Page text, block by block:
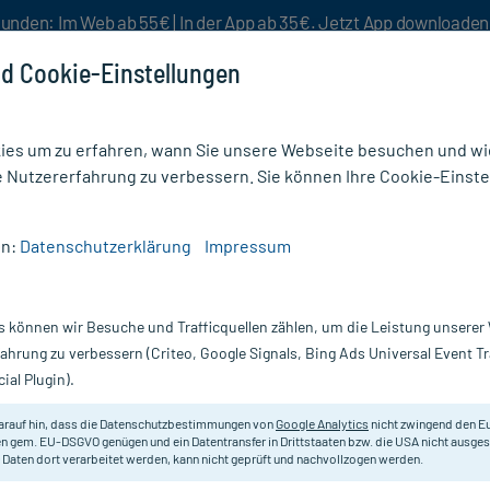
Im Web ab 55€ | In der App ab 35€. Jetzt App downloaden
Untergewicht: Ursachen und
geprüft - Lesezeit: 4 Minuten
Dolder, Medizinjournalistin
Cookie-Einstellungen
um zu erfahren, wann Sie unsere Webseite besuchen und
Nutzererfahrung zu verbessern. Sie können Ihre Cookie-
Datenschutzerklärung Impressum
können wir Besuche und Trafficquellen zählen, um die Leistung unserer
zu verbessern (Criteo, Google Signals, Bing Ads Universal Event
Plugin).
hin, dass die Datenschutzbestimmungen vonGoogle Analytics nicht zwingend den
gem. EU-DSGVO genügen und ein Datentransfer in Drittstaaten bzw. die USA nicht
Daten dort verarbeitet werden, kann nicht geprüft und nachvollzogen werden.